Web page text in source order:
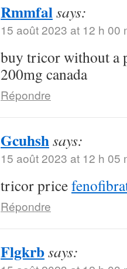
Rmmfalsays:
15 août 2023 at 12 h 00
buy tricor without a
200mg canada
Répondre
Gcuhshsays:
15 août 2023 at 12 h 05
tricor price
Répondre
Flgkrbsays: